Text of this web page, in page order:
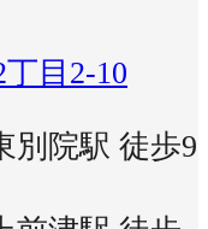
目2-10
別院駅 徒歩9